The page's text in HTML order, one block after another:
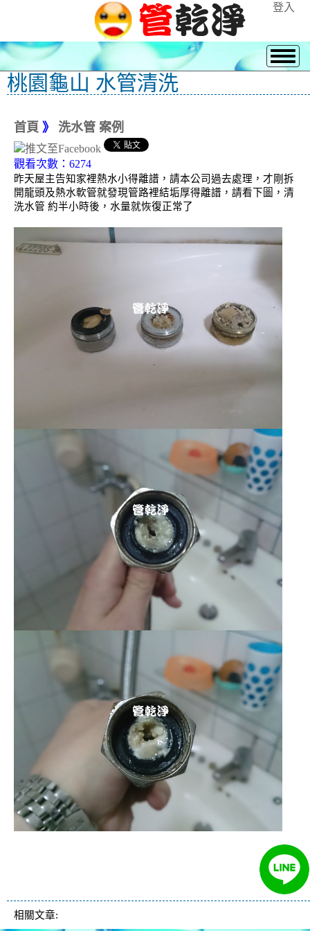
登入
桃園龜山 水管清洗
首頁 》 洗水管 案例
觀看次數：6274
昨天屋主告知家裡熱水小得離譜，請本公司過去處理，才剛拆
開龍頭及熱水軟管就發現管路裡結垢厚得離譜，請看下圖，清
洗水管 約半小時後，水量就恢復正常了
清洗水管 水管清洗 洗水管 熱水
相關文章: